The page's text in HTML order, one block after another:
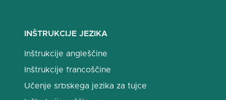
INŠTRUKCIJE JEZIKA
Inštrukcije angleščine
Inštrukcije francoščine
Učenje srbskega jezika za tujce